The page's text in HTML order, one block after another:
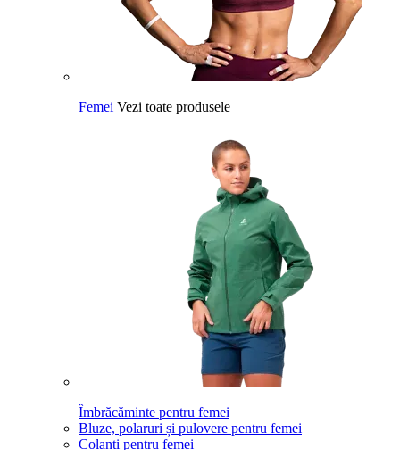
Femei Vezi toate produsele
Îmbrăcăminte pentru femei
Bluze, polaruri și pulovere pentru femei
Colanți pentru femei